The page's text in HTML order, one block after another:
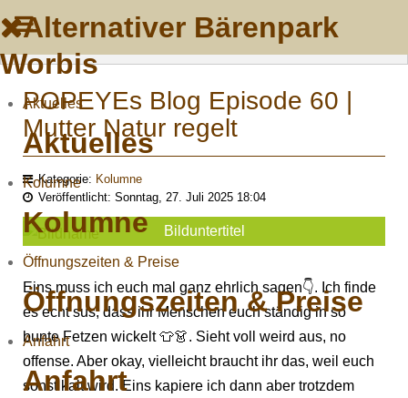
Alternativer Bärenpark
Worbis
Aktuelles
Aktuelles
Kolumne
Kolumne
Öffnungszeiten & Preise
Öffnungszeiten & Preise
Anfahrt
Anfahrt
POPEYEs Blog Episode 60 |
Mutter Natur regelt
Kategorie: Kolumne
Veröffentlicht: Sonntag, 27. Juli 2025 18:04
Bilduntertitel
Eins muss ich euch mal ganz ehrlich sagen👇. Ich finde
es echt sus, dass ihr Menschen euch ständig in so
bunte Fetzen wickelt 👕👗. Sieht voll weird aus, no
offense. Aber okay, vielleicht braucht ihr das, weil euch
sonst kalt wird. Eins kapiere ich dann aber trotzdem